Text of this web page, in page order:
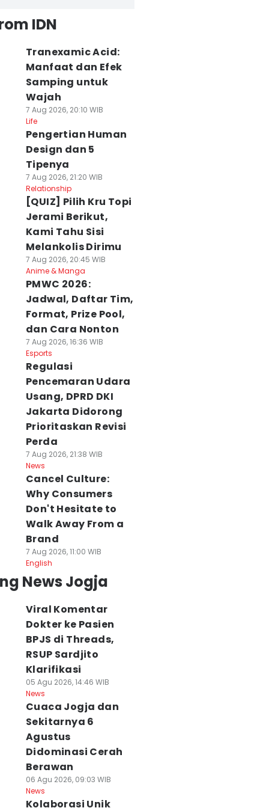
IDN
Tranexamic Acid:
Manfaat dan Efek
Samping untuk
Wajah
7 Aug 2026, 20:10 WIB
Life
Pengertian Human
Design dan 5
Tipenya
7 Aug 2026, 21:20 WIB
Relationship
[QUIZ] Pilih Kru Topi
Jerami Berikut,
Kami Tahu Sisi
Melankolis Dirimu
7 Aug 2026, 20:45 WIB
Anime & Manga
PMWC 2026:
Jadwal, Daftar Tim,
Format, Prize Pool,
dan Cara Nonton
7 Aug 2026, 16:36 WIB
Esports
Regulasi
Pencemaran Udara
Usang, DPRD DKI
Jakarta Didorong
Prioritaskan Revisi
Perda
7 Aug 2026, 21:38 WIB
News
Cancel Culture:
Why Consumers
Don't Hesitate to
Walk Away From a
Brand
7 Aug 2026, 11:00 WIB
English
News Jogja
Viral Komentar
Dokter ke Pasien
BPJS di Threads,
RSUP Sardjito
Klarifikasi
05 Agu 2026, 14:46 WIB
News
Cuaca Jogja dan
Sekitarnya 6
Agustus
Didominasi Cerah
Berawan
06 Agu 2026, 09:03 WIB
News
Kolaborasi Unik